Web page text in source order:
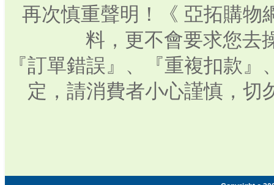
再次慎重聲明！《 亞拓購物
料，更不會要求您去
『訂單錯誤』、『重複扣款
定，請消費者小心謹慎，切